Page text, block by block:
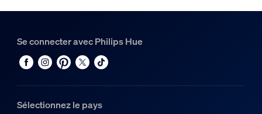
Se connecter avec Philips Hue
Sélectionnez le pays